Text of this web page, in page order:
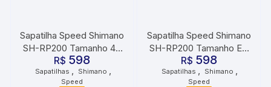
Sapatilha Speed Shimano
SH-RP200 Tamanho 46
Branco
R$ 598
Sapatilhas , Shimano ,
Speed
Sapatilha Speed Shimano
SH-RP200 Tamanho EU
44 Preto
R$ 598
Sapatilhas , Shimano ,
Speed